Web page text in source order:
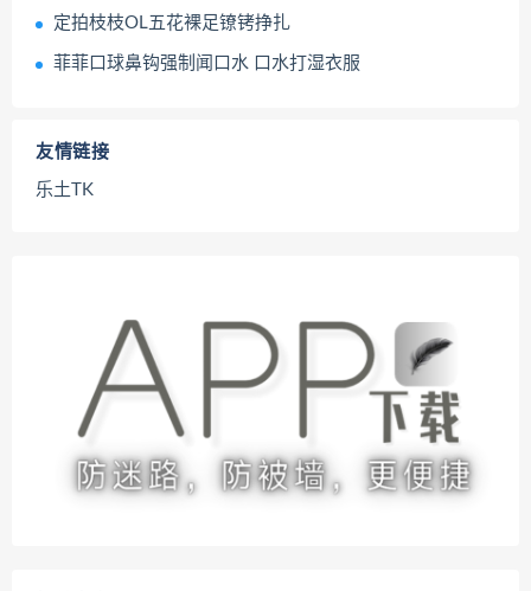
定拍枝枝OL五花裸足镣铐挣扎
菲菲口球鼻钩强制闻口水 口水打湿衣服
友情链接
乐土TK